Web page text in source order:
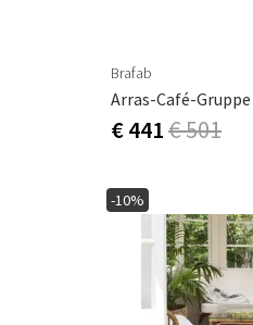
Brafab
Arras-Café-Gruppe
€ 441€ 501
-10%